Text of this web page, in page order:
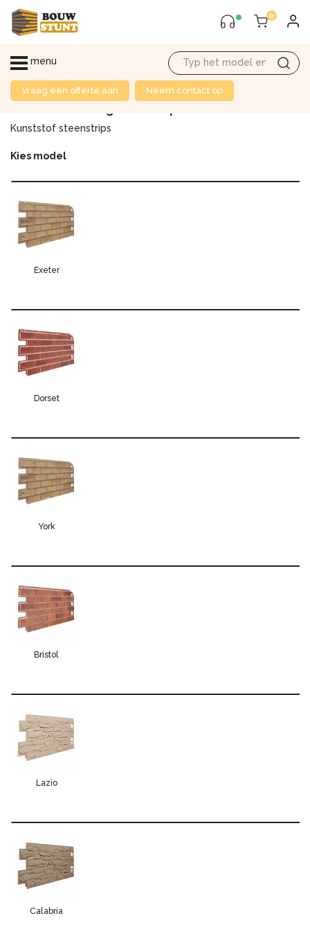
0
menu
Vraag een offerte aan Neem contact op
Kunststof steenstrips
Kies model
Exeter
Dorset
York
Bristol
Lazio
Calabria